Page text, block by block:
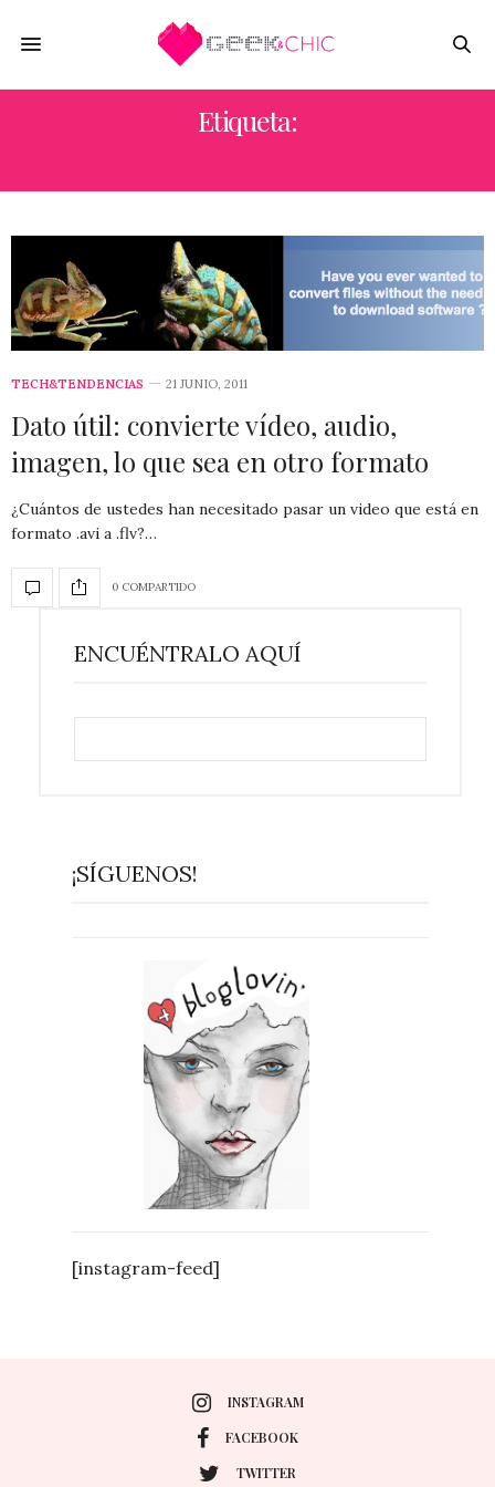
Etiqueta:
TECH&TENDENCIAS 21 JUNIO, 2011
Dato útil: convierte vídeo, audio,
imagen, lo que sea en otro formato
¿Cuántos de ustedes han necesitado pasar un video que está en
formato .avi a .flv?…
0 COMPARTIDO
ENCUÉNTRALO AQUÍ
¡SÍGUENOS!
[instagram-feed]
INSTAGRAM
FACEBOOK
TWITTER